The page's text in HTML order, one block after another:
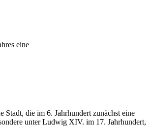
eine
Stadt, die im 6. Jahrhundert zunächst eine
unter Ludwig XIV. im 17. Jahrhundert,